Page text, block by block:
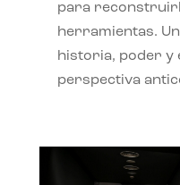
para
herramientas.
historia, poder y
perspectiva